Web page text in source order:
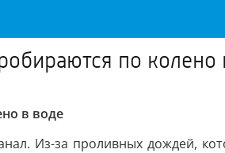
по колено
в воде
Из-за проливных дождей,